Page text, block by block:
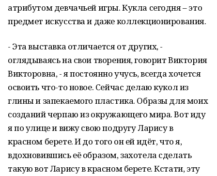
атрибутом девчачьей игры. Кукла сегодня – это
предмет искусства и даже коллекционирования.
- Эта выставка отличается от других, -
оглядываясь на свои творения, говорит Виктория
Викторовна, - я постоянно учусь, всегда хочется
освоить что-то новое. Сейчас делаю кукол из
глины и запекаемого пластика. Образы для моих
созданий черпаю из окружающего мира. Вот иду
я по улице и вижу свою подругу Ларису в
красном берете. И до того он ей идёт, что я,
вдохновившись её образом, захотела сделать
такую вот Ларису в красном берете. Кстати, эту